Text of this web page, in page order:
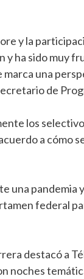
y la
y ha sido muy
marca una
de
los
a cómo
una pandemia
federal
destacó a
noches